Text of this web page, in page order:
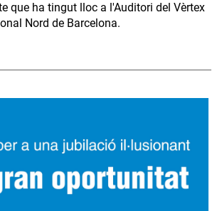
que ha tingut lloc a l'Auditori del Vèrtex
Nord de Barcelona.